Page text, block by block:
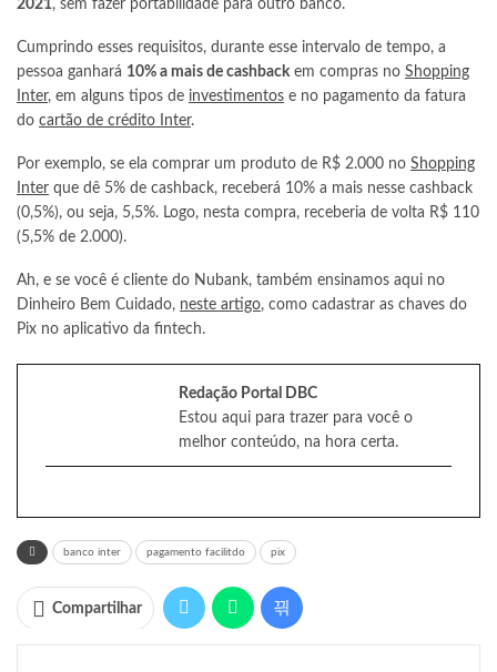
2021, sem fazer portabilidade para outro banco.
Cumprindo esses requisitos, durante esse intervalo de tempo, a
pessoa ganhará 10% a mais de cashbackem compras no Shopping
Inter, em alguns tipos de investimentos e no pagamento da fatura
do cartão de crédito Inter.
Por exemplo, se ela comprar um produto de R$ 2.000 no Shopping
Inter que dê 5% de cashback, receberá 10% a mais nesse cashback
(0,5%), ou seja, 5,5%. Logo, nesta compra, receberia de volta R$ 110
(5,5% de 2.000).
Ah, e se você é cliente do Nubank, também ensinamos aqui no
Dinheiro Bem Cuidado, neste artigo, como cadastrar as chaves do
Pix no aplicativo da fintech.
Redação Portal DBC
Estou aqui para trazer para você o
melhor conteúdo, na hora certa.
banco inter pagamento facilitdo pix
Compartilhar